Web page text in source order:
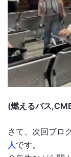
(燃えるバス
さて、次回ブロ
人です。